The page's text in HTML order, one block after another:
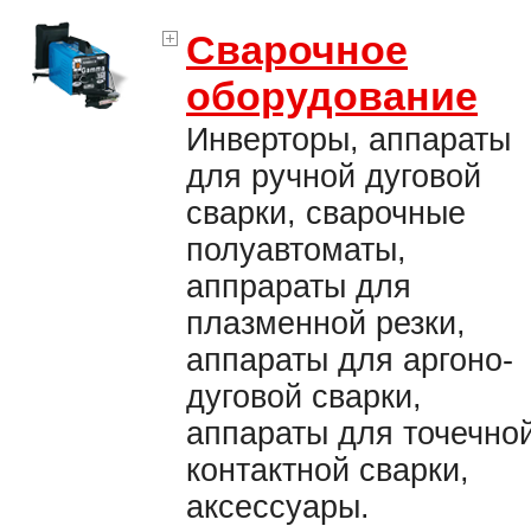
Сварочное
оборудование
Инверторы, аппараты
для ручной дуговой
сварки, сварочные
полуавтоматы,
аппрараты для
плазменной резки,
аппараты для аргоно-
дуговой сварки,
аппараты для
контактной сварки,
аксессуары.